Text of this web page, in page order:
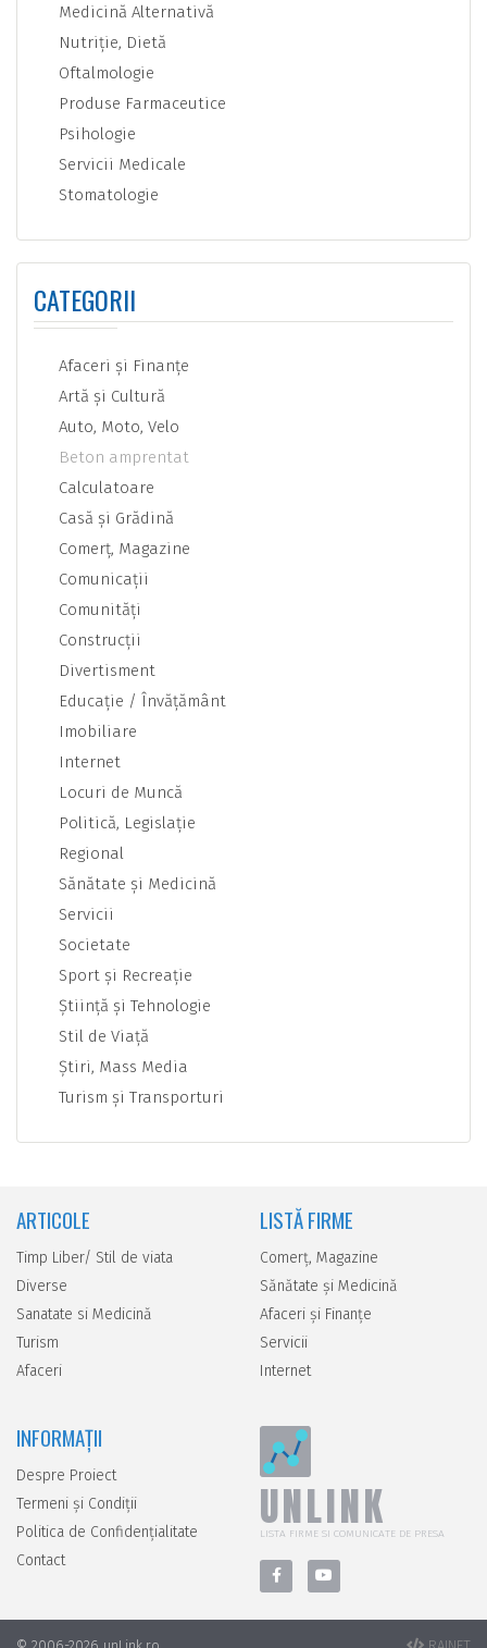
Medicină Alternativă
Nutriţie, Dietă
Oftalmologie
Produse Farmaceutice
Psihologie
Servicii Medicale
Stomatologie
CATEGORII
Afaceri şi Finanţe
Artă şi Cultură
Auto, Moto, Velo
Beton amprentat
Calculatoare
Casă şi Grădină
Comerţ, Magazine
Comunicaţii
Comunităţi
Construcţii
Divertisment
Educaţie / Învăţământ
Imobiliare
Internet
Locuri de Muncă
Politică, Legislaţie
Regional
Sănătate şi Medicină
Servicii
Societate
Sport şi Recreaţie
Ştiinţă şi Tehnologie
Stil de Viaţă
Ştiri, Mass Media
Turism şi Transporturi
ARTICOLE
Timp Liber/ Stil de viata
Diverse
Sanatate si Medicină
Turism
Afaceri
LISTĂ FIRME
Comerţ, Magazine
Sănătate şi Medicină
Afaceri şi Finanţe
Servicii
Internet
INFORMAȚII
Despre Proiect
Termeni și Condiții
Politica de Confidențialitate
Contact
UNLINK
LISTA FIRME SI COMUNICATE DE PRESA